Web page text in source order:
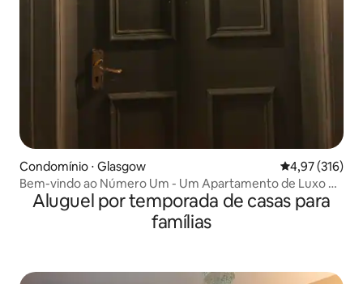
Condomínio ⋅ Glasgow 4,97 de uma
4,97 (316)
Bem-vindo ao Número Um - Um Apartamento de Luxo no
West End
Aluguel por temporada de casas para
famílias